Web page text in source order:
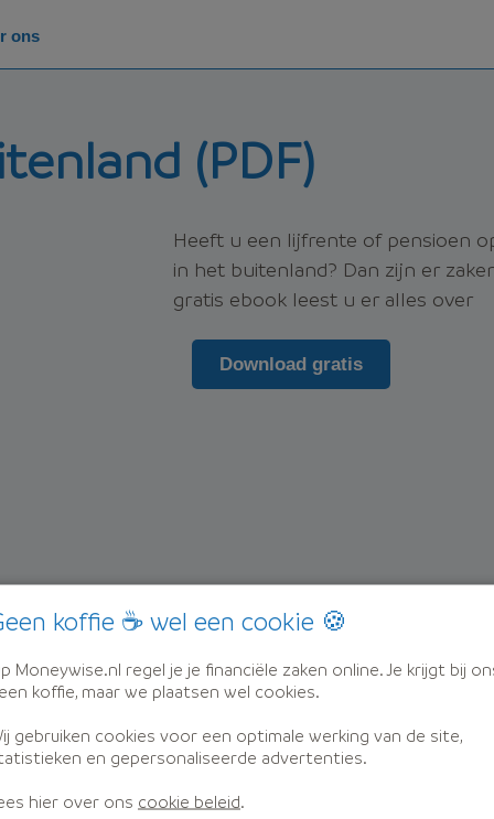
(PDF)
PDF van Moneywise
Heeft u een lijfrente of pensioen
in het buitenland? Dan zijn er
gratis ebook leest u er alles over
Download gratis
terecht
ons
koffie ☕ wel een cookie 🍪
Moneywise.nl regel je je financiële zaken online. Je krijgt bij
koffie, maar we plaatsen wel cookies.
gebruiken cookies voor een optimale werking van de site,
en gepersonaliseerde advertenties.
hier over ons cookie beleid.